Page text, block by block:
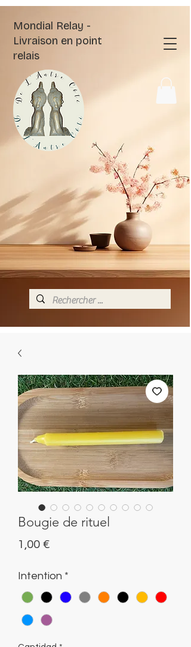
Mondial Relay -
Livraison en point
relais
Bougie de rituel
1,00 €Precio
Intention *